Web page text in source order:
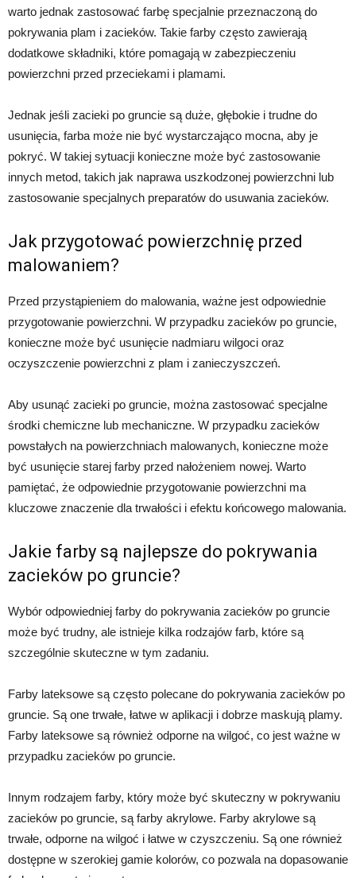
warto jednak zastosować farbę specjalnie przeznaczoną do
pokrywania plam i zacieków. Takie farby często zawierają
dodatkowe składniki, które pomagają w zabezpieczeniu
powierzchni przed przeciekami i plamami.
Jednak jeśli zacieki po gruncie są duże, głębokie i trudne do
usunięcia, farba może nie być wystarczająco mocna, aby je
pokryć. W takiej sytuacji konieczne może być zastosowanie
innych metod, takich jak naprawa uszkodzonej powierzchni lub
zastosowanie specjalnych preparatów do usuwania zacieków.
Jak przygotować powierzchnię przed
malowaniem?
Przed przystąpieniem do malowania, ważne jest odpowiednie
przygotowanie powierzchni. W przypadku zacieków po gruncie,
konieczne może być usunięcie nadmiaru wilgoci oraz
oczyszczenie powierzchni z plam i zanieczyszczeń.
Aby usunąć zacieki po gruncie, można zastosować specjalne
środki chemiczne lub mechaniczne. W przypadku zacieków
powstałych na powierzchniach malowanych, konieczne może
być usunięcie starej farby przed nałożeniem nowej. Warto
pamiętać, że odpowiednie przygotowanie powierzchni ma
kluczowe znaczenie dla trwałości i efektu końcowego malowania.
Jakie farby są najlepsze do pokrywania
zacieków po gruncie?
Wybór odpowiedniej farby do pokrywania zacieków po gruncie
może być trudny, ale istnieje kilka rodzajów farb, które są
szczególnie skuteczne w tym zadaniu.
Farby lateksowe są często polecane do pokrywania zacieków po
gruncie. Są one trwałe, łatwe w aplikacji i dobrze maskują plamy.
Farby lateksowe są również odporne na wilgoć, co jest ważne w
przypadku zacieków po gruncie.
Innym rodzajem farby, który może być skuteczny w pokrywaniu
zacieków po gruncie, są farby akrylowe. Farby akrylowe są
trwałe, odporne na wilgoć i łatwe w czyszczeniu. Są one również
dostępne w szerokiej gamie kolorów, co pozwala na dopasowanie